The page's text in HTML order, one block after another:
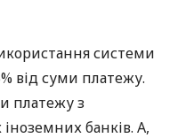
системи
від суми платежу.
платежу з
іноземних банків. А,